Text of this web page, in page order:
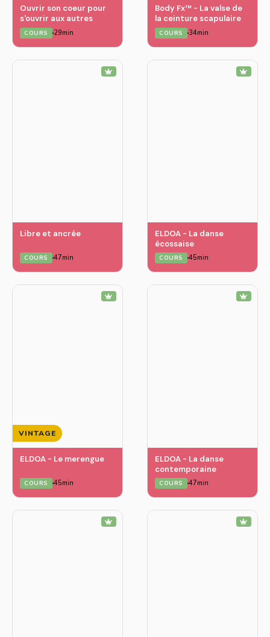
Ouvrir son coeur pour
s'ouvrir aux autres
COURS 29min
Body Fx™️ - La valse de
la ceinture scapulaire
COURS 34min
Libre et ancrée
COURS 47min
ELDOA - La danse
écossaise
COURS 45min
VINTAGE
ELDOA - Le merengue
COURS 45min
ELDOA - La danse
contemporaine
COURS 47min